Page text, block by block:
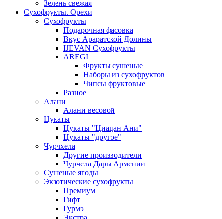
Зелень свежая
Сухофрукты. Орехи
Сухофрукты
Подарочная фасовка
Вкус Араратской Долины
IJEVAN Сухофрукты
AREGI
Фрукты сушеные
Наборы из сухофруктов
Чипсы фруктовые
Разное
Алани
Алани весовой
Цукаты
Цукаты "Циацан Ани"
Цукаты "другое"
Чурчхела
Другие производители
Чурчела Дары Армении
Сушеные ягоды
Экзотические сухофрукты
Премиум
Гифт
Гурмэ
Экстра